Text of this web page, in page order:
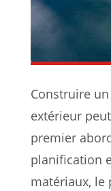
Construire
extérieur
premier
planification
matériaux, le